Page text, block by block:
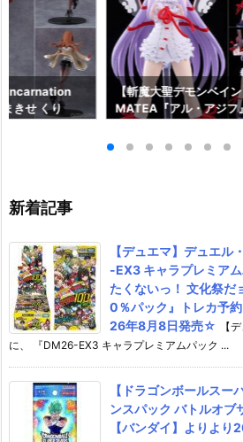
きせ くり
【斬魔大聖デモンベイ
MATEA『アル・アジフ
ンパニー】より2027年4
新着記事
【デュエマ】デュエ
-EX3 キャラプレミア
たくないっ！ 文化祭
0％パック』トレカ予
26年8月8日発売☆
【
に、 『DM26-EX3 キャラプレミアムパック ...
【ドラゴンボールスー
ンスパック バトルオ
【バンダイ】よりよ